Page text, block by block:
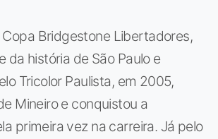
Bridgestone Libertadores,
da história de São Paulo e
Tricolor Paulista, em 2005,
Mineiro e conquistou a
primeira vez na carreira. Já pelo